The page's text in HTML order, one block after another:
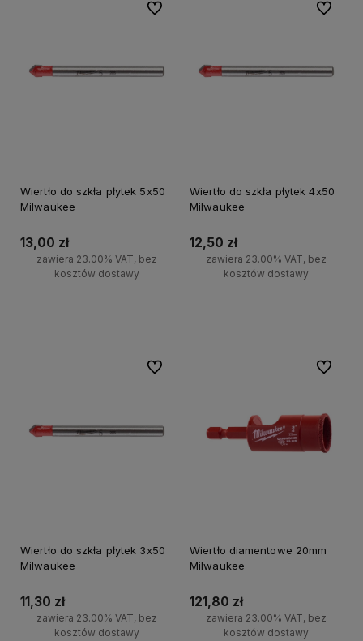
Wiertło do szkła płytek 5x50
Milwaukee
13,00 zł
zawiera 23.00% VAT, bez
kosztów dostawy
Do ulubionych
Wiertło do szkła płytek 4x50
Milwaukee
12,50 zł
zawiera 23.00% VAT, bez
kosztów dostawy
Do
Wiertło do szkła płytek 3x50
Milwaukee
11,30 zł
zawiera 23.00% VAT, bez
kosztów dostawy
Do ulubionych
Wiertło diamentowe 20mm
Milwaukee
121,80 zł
zawiera 23.00% VAT, bez
kosztów dostawy
Do